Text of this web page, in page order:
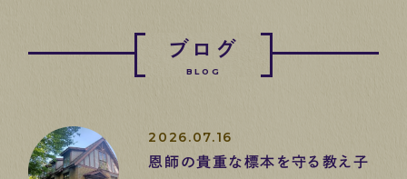
ブログ
BLOG
2026.07.16
恩師の貴重な標本を守る教え子